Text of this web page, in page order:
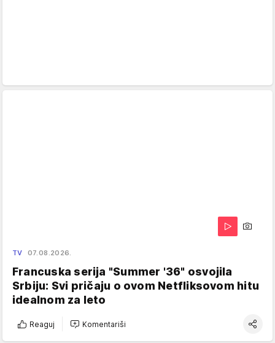
TV 07.08.2026.
Francuska serija "Summer '36" osvojila
Srbiju: Svi pričaju o ovom Netfliksovom hitu
idealnom za leto
Reaguj Komentariši